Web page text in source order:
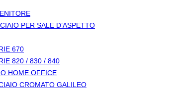
PER SALE D’ASPETTO
670
820 / 830 / 840
HOME OFFICE
CROMATO GALILEO